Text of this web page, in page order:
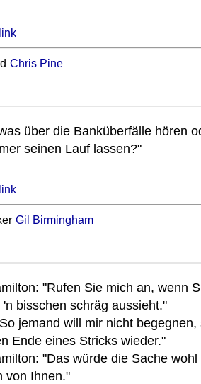
Chris Pine
über die Banküberfälle hören
seinen Lauf lassen?"
Gil Birmingham
"Rufen Sie mich an, wenn
bisschen schräg aussieht."
jemand will mir nicht
Ende eines Stricks wieder."
"Das würde die Sache
von Ihnen."